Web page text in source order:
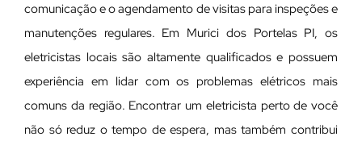
comunicação e o agendamento de visitas para inspeções e
manutenções regulares. Em Murici dos Portelas PI, os
eletricistas locais são altamente qualificados e possuem
experiência em lidar com os problemas elétricos mais
comuns da região. Encontrar um eletricista perto de você
não só reduz o tempo de espera, mas também contribui